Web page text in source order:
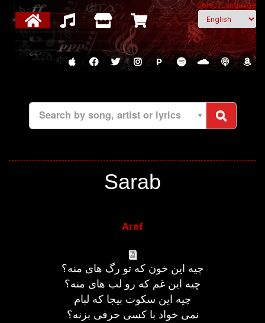
Select Language
P
Search by song, artist or lyrics
Sarab
Aref
چیه این خون که تو رگ های منه؟
چیه این غم که رو لب های منه؟
چیه این سکوت بیجا که لبام
نمی خواد با کسی حرفی بزنه؟